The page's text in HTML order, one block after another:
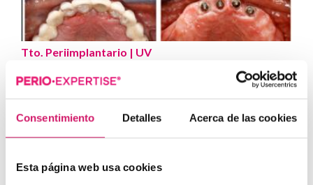
Consentimiento Detalles Acerca de las cookies
Esta página web usa cookies
Tto. Periimplantario | UV
periimplantitis: Caso...
doctores Manuel Rodríguez Aranda, Francisco...